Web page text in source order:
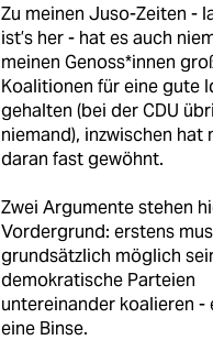
Zu meinen Juso-Zeiten -
ist’s her - hat es auch
meinen Genoss*innen
Koalitionen für eine gute
gehalten (bei der CDU
niemand), inzwischen hat
daran fast gewöhnt.
Zwei Argumente stehen
Vordergrund: erstens
grundsätzlich möglich
demokratische Parteien
untereinander koalieren -
eine Binse.